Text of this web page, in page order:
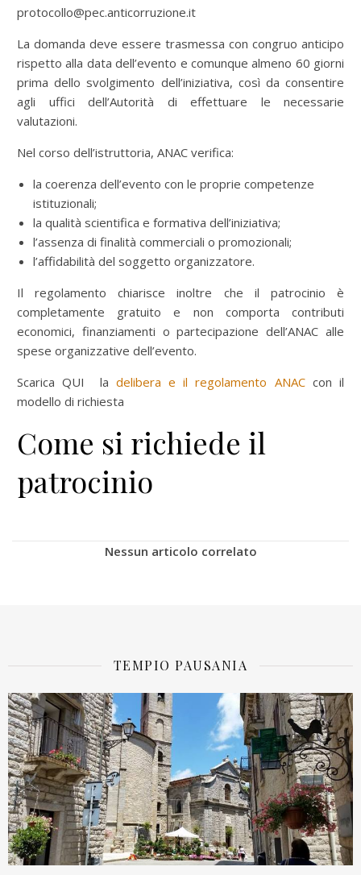
protocollo@pec.anticorruzione.it
La domanda deve essere trasmessa con congruo anticipo
rispetto alla data dell’evento e comunque almeno 60 giorni
prima dello svolgimento dell’iniziativa, così da consentire
agli uffici dell’Autorità di effettuare le necessarie
valutazioni.
Nel corso dell’istruttoria, ANAC verifica:
la coerenza dell’evento con le proprie competenze
istituzionali;
la qualità scientifica e formativa dell’iniziativa;
l’assenza di finalità commerciali o promozionali;
l’affidabilità del soggetto organizzatore.
Il regolamento chiarisce inoltre che il patrocinio è
completamente gratuito e non comporta contributi
economici, finanziamenti o partecipazione dell’ANAC alle
spese organizzative dell’evento.
Scarica QUI la delibera e il regolamento ANACcon il
modello di richiesta
Come si richiede il
patrocinio
Nessun articolo correlato
TEMPIO PAUSANIA